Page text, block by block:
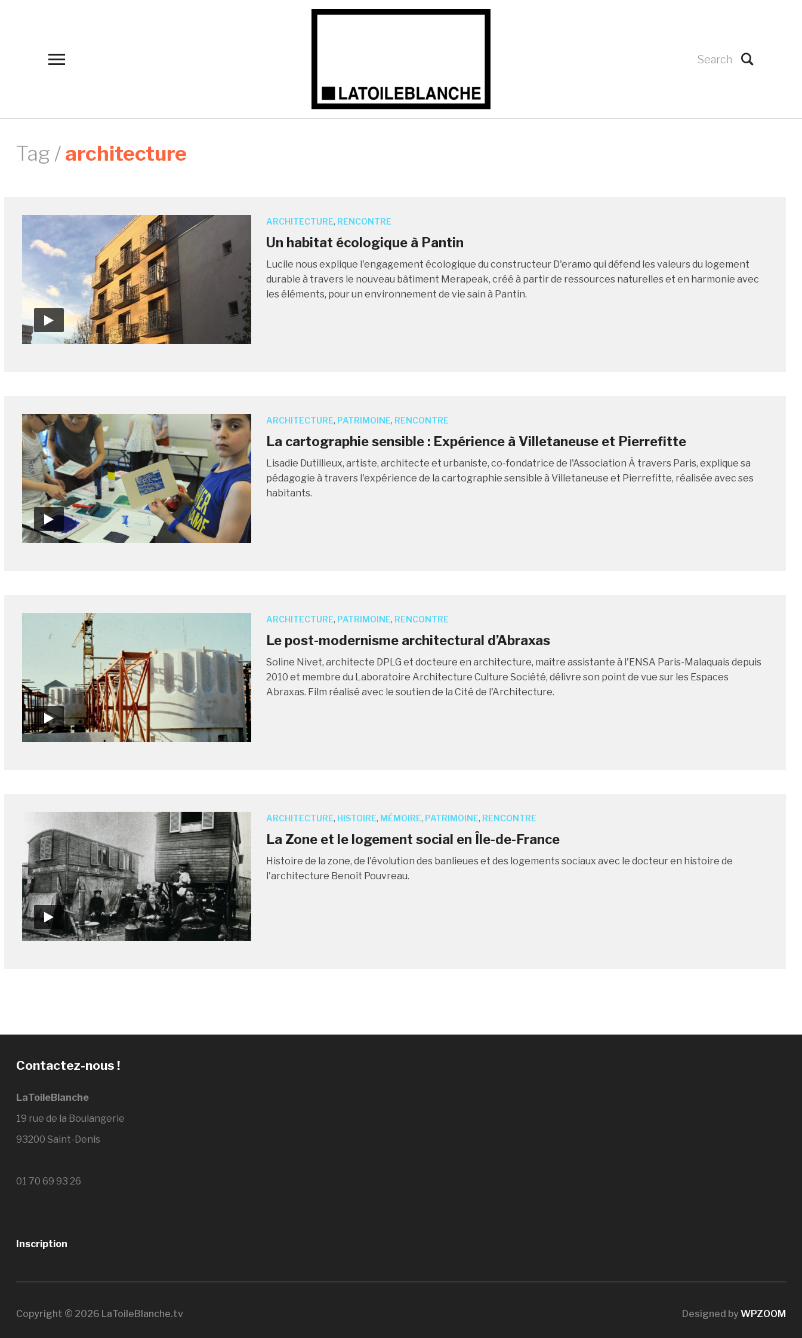
Toggle
Tag /architecture
ARCHITECTURE, RENCONTRE
Un habitat écologique à Pantin
Lucile nous explique l'engagement écologique du constructeur D'eramo qui défend les valeurs du logement
durable à travers le nouveau bâtiment Merapeak, créé à partir de ressources naturelles et en harmonie avec
les éléments, pour un environnement de vie sain à Pantin.
ARCHITECTURE, PATRIMOINE, RENCONTRE
La cartographie sensible : Expérience à Villetaneuse et Pierrefitte
Lisadie Dutillieux, artiste, architecte et urbaniste, co-fondatrice de l'Association À travers Paris, explique sa
pédagogie à travers l'expérience de la cartographie sensible à Villetaneuse et Pierrefitte, réalisée avec ses
habitants.
ARCHITECTURE, PATRIMOINE, RENCONTRE
Le post-modernisme architectural d’Abraxas
Soline Nivet, architecte DPLG et docteure en architecture, maître assistante à l'ENSA Paris-Malaquais depuis
2010 et membre du Laboratoire Architecture Culture Société, délivre son point de vue sur les Espaces
Abraxas. Film réalisé avec le soutien de la Cité de l'Architecture.
ARCHITECTURE, HISTOIRE, MÉMOIRE, PATRIMOINE, RENCONTRE
La Zone et le logement social en Île-de-France
Histoire de la zone, de l'évolution des banlieues et des logements sociaux avec le docteur en histoire de
l'architecture Benoît Pouvreau.
Contactez-nous !
LaToileBlanche
19 rue de la Boulangerie
93200 Saint-Denis
01 70 69 93 26
Inscription
Copyright © 2026 LaToileBlanche.tv Designed byWPZOOM